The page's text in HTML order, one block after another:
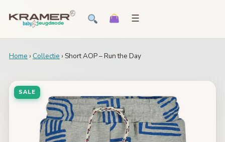
☰
Home › Collectie › Short AOP – Run the Day
SALE